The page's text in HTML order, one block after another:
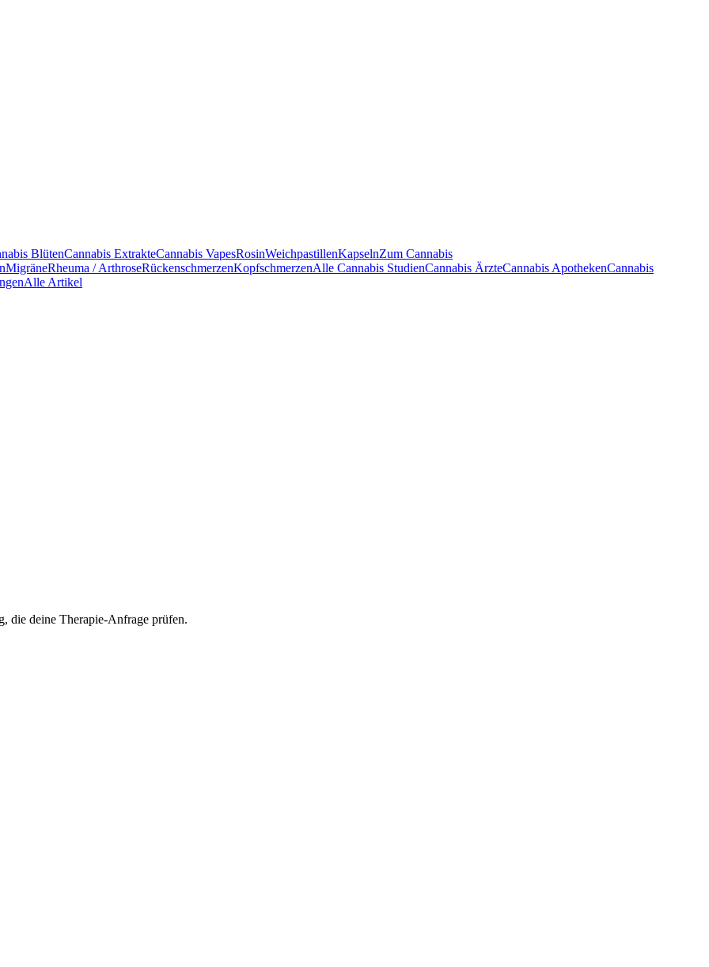
BlütenCannabis ExtrakteCannabis VapesRosinWeichpastillenKapselnZum Cannabis
MigräneRheuma / ArthroseRückenschmerzenKopfschmerzenAlle Cannabis StudienCannabis ÄrzteCannabis ApothekenCannabis
Alle Artikel
die deine Therapie-Anfrage prüfen.